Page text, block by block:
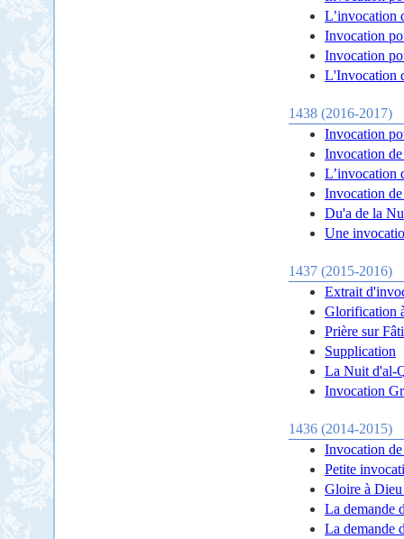
L’invocation
Invocation
Invocation
L'Invocation
1438 (2016-2017)
Invocation
Invocation
L’invocation
Invocation
Du'a de la
Une
1437 (2015-2016)
Extrait
Glorification
Prière sur
Supplication
La Nuit d'al-
Invocation
1436 (2014-2015)
Invocation
Petite
Gloire à
La demande
La demande